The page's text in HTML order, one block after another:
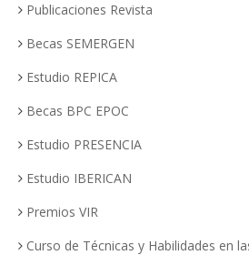
Publicaciones Revista
Becas SEMERGEN
Estudio REPICA
Becas BPC EPOC
Estudio PRESENCIA
Estudio IBERICAN
Premios VIR
Curso de Técnicas y Habilidades en